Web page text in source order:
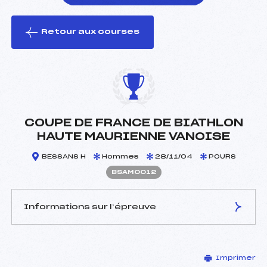
le ski
Retour aux courses
COUPE DE FRANCE DE BIATHLON
HAUTE MAURIENNE VANOISE
BESSANS H Hommes 28/11/04 POURS
BSAM0012
Informations sur l’épreuve
FLANDIN HERVE (SA)
Imprimer